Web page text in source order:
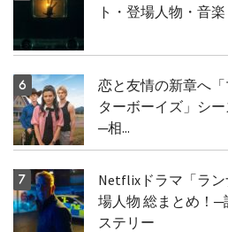
ト・登場人物・音
恋と友情の新章へ
ターボーイズ」シ
─相...
Netflixドラマ「ラ
場人物 総まとめ！─
ステリー